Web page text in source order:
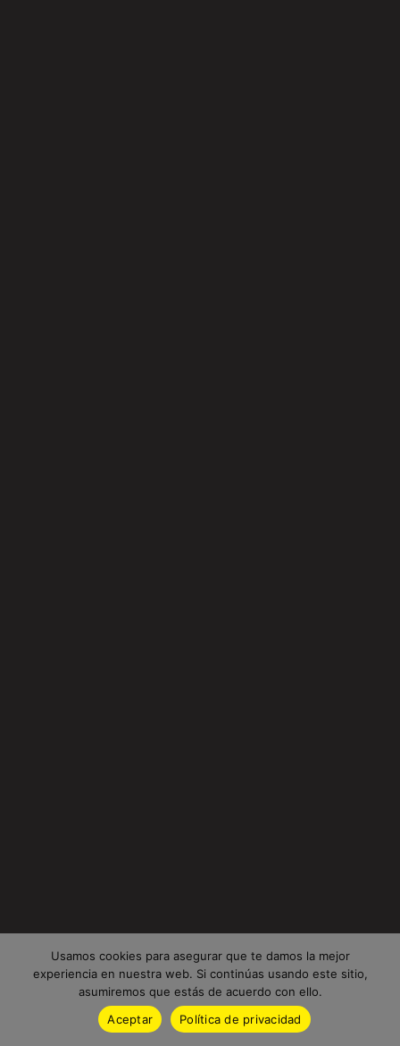
Usamos cookies para asegurar que te damos la mejor
experiencia en nuestra web. Si continúas usando este sitio,
asumiremos que estás de acuerdo con ello.
Aceptar
Política de privacidad